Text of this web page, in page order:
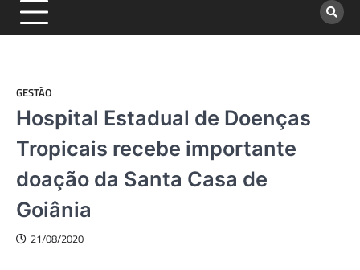
GESTÃO
Hospital Estadual de Doenças
Tropicais recebe importante
doação da Santa Casa de
Goiânia
21/08/2020